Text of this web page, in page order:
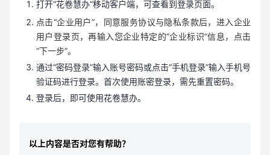
打开“花卷慧办”移动客户端，可查看到登录页面。
点击“企业用户”，同意服务协议与隐私条款后，进入企业
用户登录页，再输入您企业特定的“企业标识”信息，点击
“下一步”。
通过“密码登录”输入账号密码或点击“手机登录”输入手机号
验证码进行登录。首次使用账密登录，需先重置密码。
登录后，即可使用花卷慧办。
以上内容是否对您有帮助？